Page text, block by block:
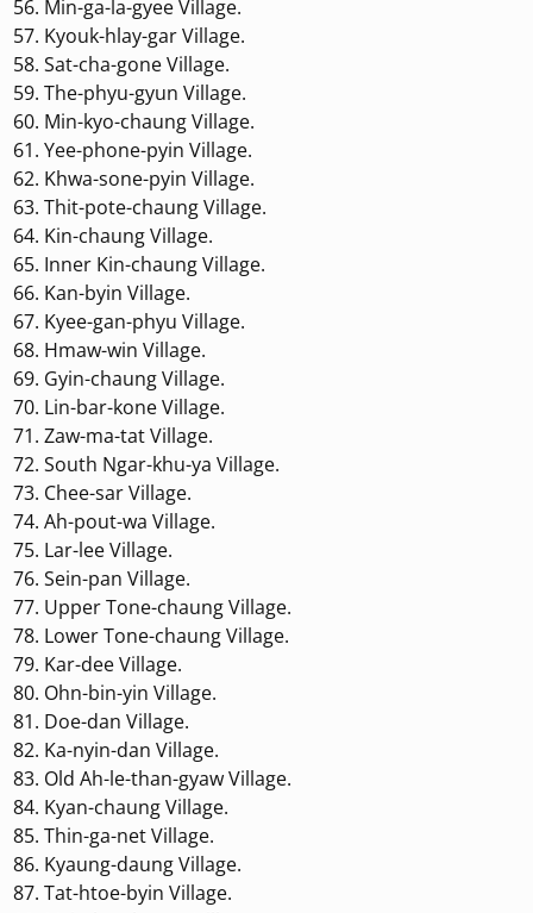
Min-ga-la-gyee Village.
Kyouk-hlay-gar Village.
Sat-cha-gone Village.
The-phyu-gyun Village.
Min-kyo-chaung Village.
Yee-phone-pyin Village.
Khwa-sone-pyin Village.
Thit-pote-chaung Village.
Kin-chaung Village.
Inner Kin-chaung Village.
Kan-byin Village.
Kyee-gan-phyu Village.
Hmaw-win Village.
Gyin-chaung Village.
Lin-bar-kone Village.
Zaw-ma-tat Village.
South Ngar-khu-ya Village.
Chee-sar Village.
Ah-pout-wa Village.
Lar-lee Village.
Sein-pan Village.
Upper Tone-chaung Village.
Lower Tone-chaung Village.
Kar-dee Village.
Ohn-bin-yin Village.
Doe-dan Village.
Ka-nyin-dan Village.
Old Ah-le-than-gyaw Village.
Kyan-chaung Village.
Thin-ga-net Village.
Kyaung-daung Village.
Tat-htoe-byin Village.